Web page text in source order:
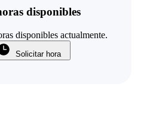
disponibles
disponibles actualmente.
Solicitar hora